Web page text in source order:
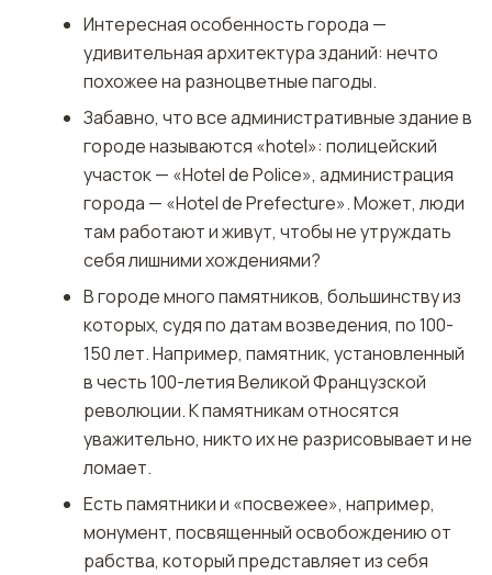
Интересная особенность города —
удивительная архитектура зданий: нечто
похожее на разноцветные пагоды.
Забавно, что все административные здание в
городе называются «hotel»: полицейский
участок — «Нotel de Рolice», администрация
города — «Нotel de Рrefecture». Может, люди
там работают и живут, чтобы не утруждать
себя лишними хождениями?
В городе много памятников, большинству из
которых, судя по датам возведения, по 100-
150 лет. Например, памятник, установленный
в честь 100-летия Великой Французской
революции. К памятникам относятся
уважительно, никто их не разрисовывает и не
ломает.
Есть памятники и «посвежее», например,
монумент, посвященный освобождению от
рабства, который представляет из себя